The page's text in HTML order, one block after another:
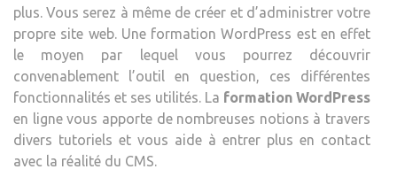
plus. Vous serez à même de créer et d’administrer votre
propre site web. Une formation WordPress est en effet
le moyen par lequel vous pourrez découvrir
convenablement l’outil en question, ces différentes
fonctionnalités et ses utilités. La formation WordPress
en ligne vous apporte de nombreuses notions à travers
divers tutoriels et vous aide à entrer plus en contact
avec la réalité du CMS.